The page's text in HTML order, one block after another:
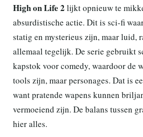
High on Life 2 lijkt opnieuw te
absurdistische actie. Dit is sci-fi
statig en mysterieus zijn, maar luid,
allemaal tegelijk. De serie gebruikt
kapstok voor comedy, waardoor de
tools zijn, maar personages. Dat is
want pratende wapens kunnen
vermoeiend zijn. De balans tussen
hier alles.